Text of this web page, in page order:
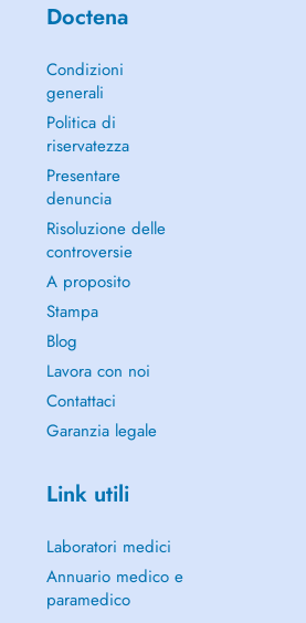
Doctena
Condizioni
generali
Politica di
riservatezza
Presentare
denuncia
Risoluzione delle
controversie
A proposito
Stampa
Blog
Lavora con noi
Contattaci
Garanzia legale
Link utili
Laboratori medici
Annuario medico e
paramedico